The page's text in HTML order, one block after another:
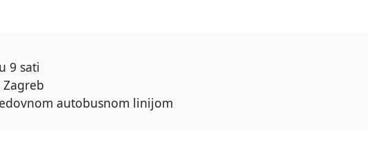
9 sati
autobusnom linijom